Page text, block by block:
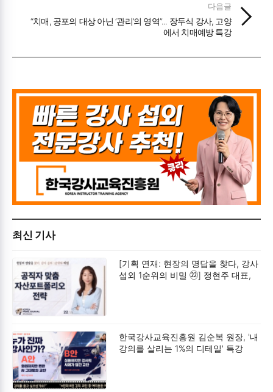
다음글
“치매, 공포의 대상 아닌 ‘관리’의 영역”... 장두식 강사, 고양
에서 치매예방 특강
최신 기사
[기획 연재: 현장의 명답을 찾다, 강사
섭외 1순위의 비밀 ㉒] 정현주 대표,
한국강사교육진흥원 김순복 원장, '내
강의를 살리는 1%의 디테일' 특강